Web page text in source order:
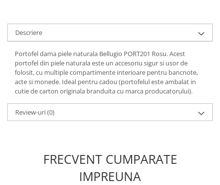
Descriere
Portofel dama piele naturala Bellugio PORT201 Rosu. Acest
portofel din piele naturala este un accesoriu sigur si usor de
folosit, cu multiple compartimente interioare pentru bancnote,
acte si monede. Ideal pentru cadou (portofelul este ambalat in
cutie de carton originala branduita cu marca producatorului).
Review-uri(0)
FRECVENT CUMPARATE
IMPREUNA